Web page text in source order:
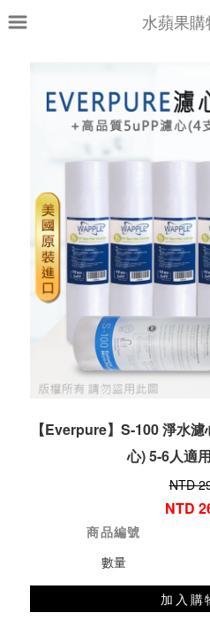
水蘋果
【Everpure】S-100 淨水
心) 5-6人適
NTD
NTD
商品編號
數量
加入購